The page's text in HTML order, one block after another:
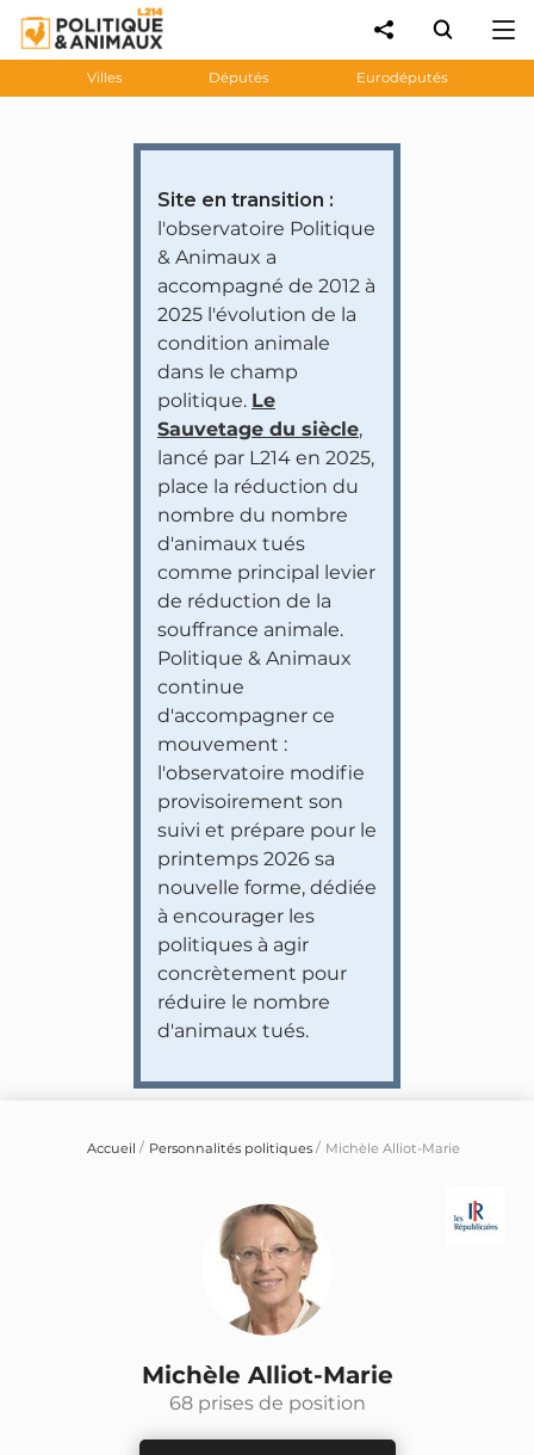
Villes Députés Eurodéputés
Site en transition :
l'observatoire Politique
& Animaux a
accompagné de 2012 à
2025 l'évolution de la
condition animale
dans le champ
politique. Le
Sauvetage du siècle,
lancé par L214 en 2025,
place la réduction du
nombre du nombre
d'animaux tués
comme principal levier
de réduction de la
souffrance animale.
Politique & Animaux
continue
d'accompagner ce
mouvement :
l'observatoire modifie
provisoirement son
suivi et prépare pour le
printemps 2026 sa
nouvelle forme, dédiée
à encourager les
politiques à agir
concrètement pour
réduire le nombre
d'animaux tués.
Accueil Personnalités politiques Michèle Alliot-Marie
Michèle Alliot-Marie
68 prises de position